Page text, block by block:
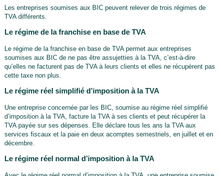
Les entreprises soumises aux BIC peuvent relever de trois régimes de
TVA différents.
Le régime de la franchise en base de TVA
Le régime de la franchise en base de TVA permet aux entreprises
soumises aux BIC de ne pas être assujetties à la TVA, c’est-à-dire
qu’elles ne facturent pas de TVA à leurs clients et elles ne récupèrent pas
cette taxe non plus.
Le régime réel simplifié d’imposition à la TVA
Une entreprise concernée par les BIC, soumise au régime réel simplifié
d’imposition à la TVA, facture la TVA à ses clients et peut récupérer la
TVA payée sur ses dépenses. Elle déclare tous les ans la TVA aux
services fiscaux et la paie en deux acomptes semestriels, en juillet et en
décembre.
Le régime réel normal d’imposition à la TVA